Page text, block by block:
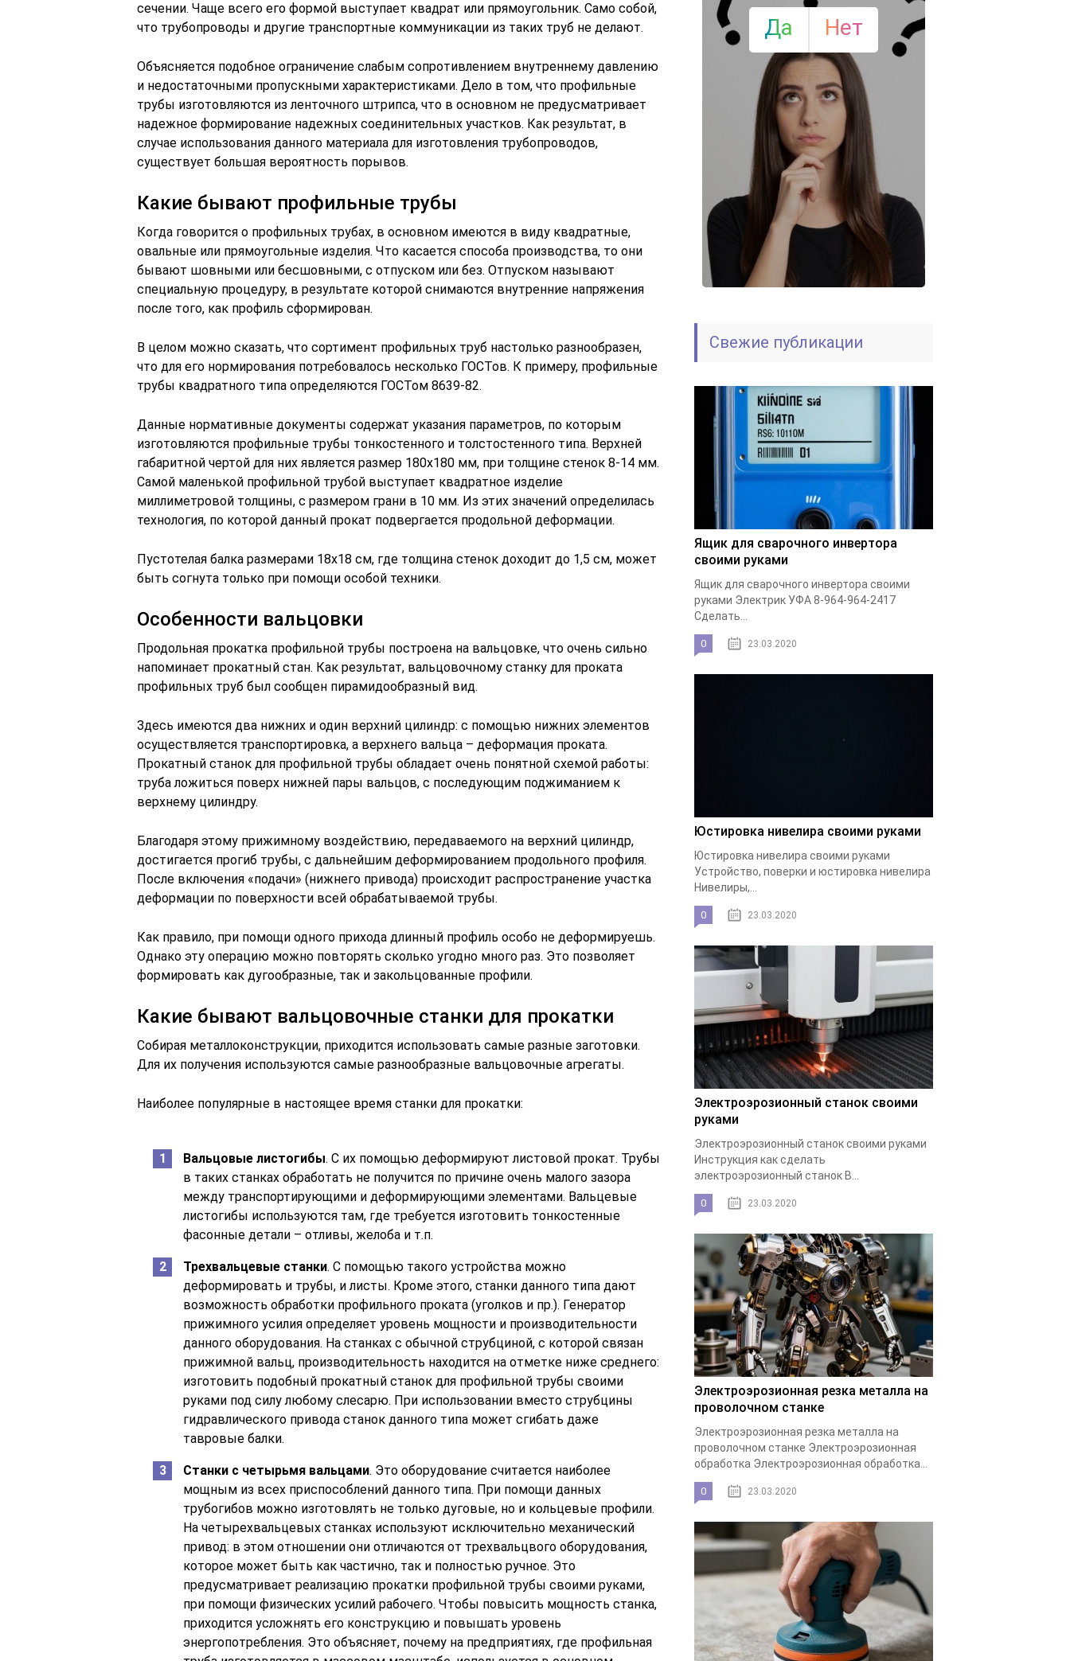
сечении. Чаще всего его формой выступает квадрат или прямоугольник. Само собой,
что трубопроводы и другие транспортные коммуникации из таких труб не делают.
Объясняется подобное ограничение слабым сопротивлением внутреннему давлению
и недостаточными пропускными характеристиками. Дело в том, что профильные
трубы изготовляются из ленточного штрипса, что в основном не предусматривает
надежное формирование надежных соединительных участков. Как результат, в
случае использования данного материала для изготовления трубопроводов,
существует большая вероятность порывов.
Какие бывают профильные трубы
Когда говорится о профильных трубах, в основном имеются в виду квадратные,
овальные или прямоугольные изделия. Что касается способа производства, то они
бывают шовными или бесшовными, с отпуском или без. Отпуском называют
специальную процедуру, в результате которой снимаются внутренние напряжения
после того, как профиль сформирован.
В целом можно сказать, что сортимент профильных труб настолько разнообразен,
что для его нормирования потребовалось несколько ГОСТов. К примеру, профильные
трубы квадратного типа определяются ГОСТом 8639-82.
Данные нормативные документы содержат указания параметров, по которым
изготовляются профильные трубы тонкостенного и толстостенного типа. Верхней
габаритной чертой для них является размер 180х180 мм, при толщине стенок 8-14 мм.
Самой маленькой профильной трубой выступает квадратное изделие
миллиметровой толщины, с размером грани в 10 мм. Из этих значений определилась
технология, по которой данный прокат подвергается продольной деформации.
Пустотелая балка размерами 18х18 см, где толщина стенок доходит до 1,5 см, может
быть согнута только при помощи особой техники.
Особенности вальцовки
Продольная прокатка профильной трубы построена на вальцовке, что очень сильно
напоминает прокатный стан. Как результат, вальцовочному станку для проката
профильных труб был сообщен пирамидообразный вид.
Здесь имеются два нижних и один верхний цилиндр: с помощью нижних элементов
осуществляется транспортировка, а верхнего вальца – деформация проката.
Прокатный станок для профильной трубы обладает очень понятной схемой работы:
труба ложиться поверх нижней пары вальцов, с последующим поджиманием к
верхнему цилиндру.
Благодаря этому прижимному воздействию, передаваемого на верхний цилиндр,
достигается прогиб трубы, с дальнейшим деформированием продольного профиля.
После включения «подачи» (нижнего привода) происходит распространение участка
деформации по поверхности всей обрабатываемой трубы.
Как правило, при помощи одного прихода длинный профиль особо не деформируешь.
Однако эту операцию можно повторять сколько угодно много раз. Это позволяет
формировать как дугообразные, так и закольцованные профили.
Какие бывают вальцовочные станки для прокатки
Собирая металлоконструкции, приходится использовать самые разные заготовки.
Для их получения используются самые разнообразные вальцовочные агрегаты.
Наиболее популярные в настоящее время станки для прокатки:
Вальцовые листогибы. С их помощью деформируют листовой прокат. Трубы
в таких станках обработать не получится по причине очень малого зазора
между транспортирующими и деформирующими элементами. Вальцевые
листогибы используются там, где требуется изготовить тонкостенные
фасонные детали – отливы, желоба и т.п.
Трехвальцевые станки. С помощью такого устройства можно
деформировать и трубы, и листы. Кроме этого, станки данного типа дают
возможность обработки профильного проката (уголков и пр.). Генератор
прижимного усилия определяет уровень мощности и производительности
данного оборудования. На станках с обычной струбциной, с которой связан
прижимной вальц, производительность находится на отметке ниже среднего:
изготовить подобный прокатный станок для профильной трубы своими
руками под силу любому слесарю. При использовании вместо струбцины
гидравлического привода станок данного типа может сгибать даже
тавровые балки.
Станки с четырьмя вальцами. Это оборудование считается наиболее
мощным из всех приспособлений данного типа. При помощи данных
трубогибов можно изготовлять не только дуговые, но и кольцевые профили.
На четырехвальцевых станках используют исключительно механический
привод: в этом отношении они отличаются от трехвальцвого оборудования,
которое может быть как частично, так и полностью ручное. Это
предусматривает реализацию прокатки профильной трубы своими руками,
при помощи физических усилий рабочего. Чтобы повысить мощность станка,
приходится усложнять его конструкцию и повышать уровень
энергопотребления. Это объясняет, почему на предприятиях, где профильная
Да Нет
Свежие публикации
Ящик для сварочного инвертора
своими руками
Ящик для сварочного инвертора своими
руками Электрик УФА 8-964-964-2417
Сделать...
0 23.03.2020
Юстировка нивелира своими руками
Юстировка нивелира своими руками
Устройство, поверки и юстировка нивелира
Нивелиры,...
0 23.03.2020
Электроэрозионный станок своими
руками
Электроэрозионный станок своими руками
Инструкция как сделать
электроэрозионный станок В...
0 23.03.2020
Электроэрозионная резка металла на
проволочном станке
Электроэрозионная резка металла на
проволочном станке Электроэрозионная
обработка Электроэрозионная обработка...
0 23.03.2020